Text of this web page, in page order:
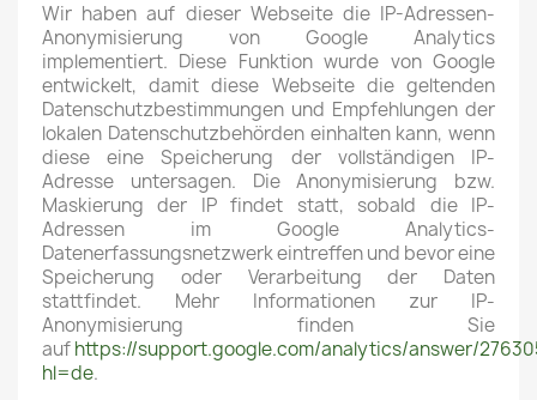
Wir haben auf dieser Webseite die IP-Adressen-
Anonymisierung von Google Analytics
implementiert. Diese Funktion wurde von Google
entwickelt, damit diese Webseite die geltenden
Datenschutzbestimmungen und Empfehlungen der
lokalen Datenschutzbehörden einhalten kann, wenn
diese eine Speicherung der vollständigen IP-
Adresse untersagen. Die Anonymisierung bzw.
Maskierung der IP findet statt, sobald die IP-
Adressen im Google Analytics-
Datenerfassungsnetzwerk eintreffen und bevor eine
Speicherung oder Verarbeitung der Daten
stattfindet. Mehr Informationen zur IP-
Anonymisierung finden Sie
aufhttps://support.google.com/analytics/answer/
hl=de.